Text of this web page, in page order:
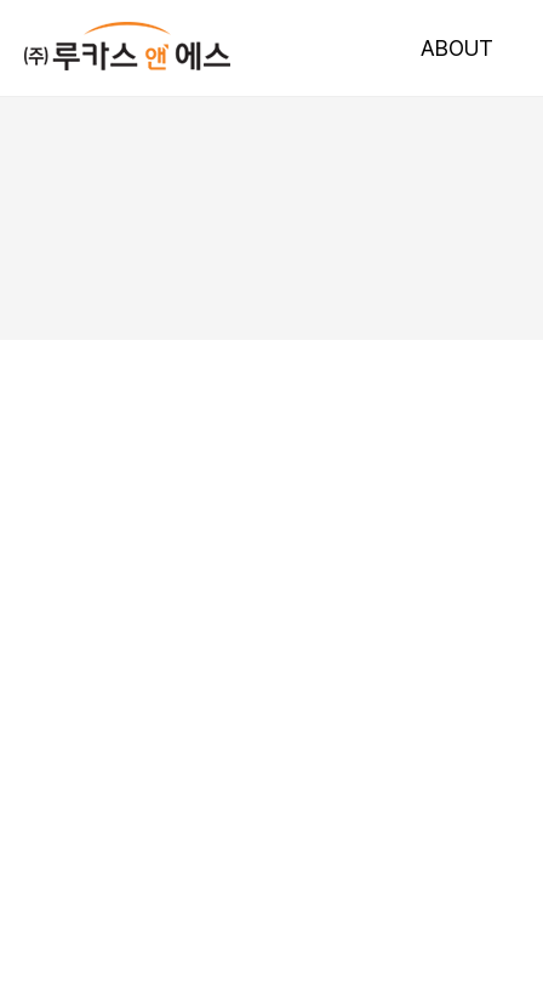
ABOUT